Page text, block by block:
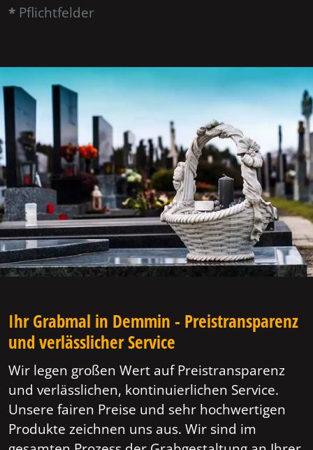
* Pflichtfelder
Ihr Grabmal in Demmin - Preistransparenz
und verlässlicher Service
Wir legen großen Wert auf Preistransparenz
und verlässlichen, kontinuierlichen Service.
Unsere fairen Preise und sehr hochwertigen
Produkte zeichnen uns aus. Wir sind im